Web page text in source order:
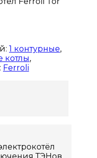
1 контурные,
котлы,
Ferroli